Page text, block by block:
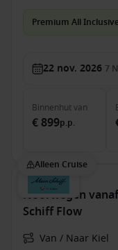
Premium All
22 nov. 2026 7
Binnenhutvan
€ 899p.p.
Alleen Cruise
Noorwegen
Schiff Flow
Van / Naar Kiel